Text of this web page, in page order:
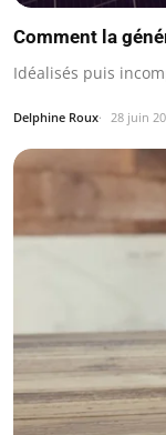
Comment la
Idéalisés puis
Delphine Roux 28 juin